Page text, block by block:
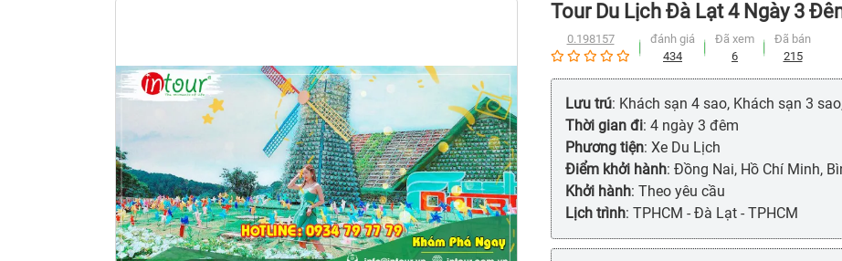
Tour Du Lịch Đà Lạt 4 Ngày 3
0.198157
đánh giá
434
Đã xem
6
Đã bán
215
Lưu trú: Khách sạn 4 sao, Khách sạn 3
Thời gian đi: 4 ngày 3 đêm
Phương tiện: Xe Du Lịch
Điểm khởi hành: Đồng Nai, Hồ Chí Minh,
Khởi hành: Theo yêu cầu
Lịch trình: TPHCM - Đà Lạt - TPHCM